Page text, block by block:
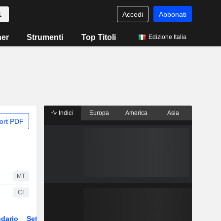
Accedi Abbonati
Strumenti Top Titoli Edizione Italia
PDF
MT
CI
Settore
Indici Europa America Asia